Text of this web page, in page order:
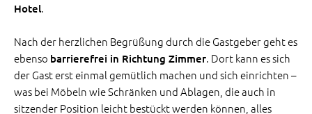
Hotel.
Nach der herzlichen Begrüßung durch die Gastgeber geht es
ebenso barrierefrei in Richtung Zimmer. Dort kann es sich
der Gast erst einmal gemütlich machen und sich einrichten –
was bei Möbeln wie Schränken und Ablagen, die auch in
sitzender Position leicht bestückt werden können, alles